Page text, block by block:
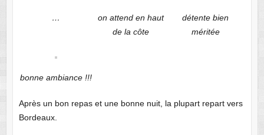
…
on attend en haut
de la côte
détente bien
méritée
bonne ambiance !!!
Après un bon repas et une bonne nuit, la plupart repart vers
Bordeaux.